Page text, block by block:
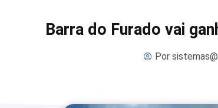
Barra do Furado vai
Por